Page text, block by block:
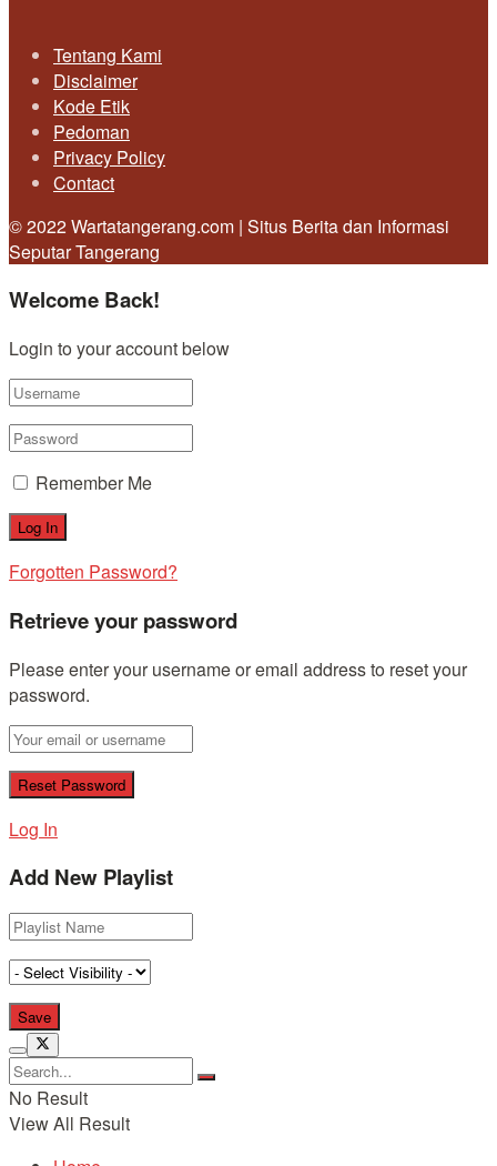
Tentang Kami
Disclaimer
Kode Etik
Pedoman
Privacy Policy
Contact
© 2022 Wartatangerang.com | Situs Berita dan Informasi
Seputar Tangerang
Welcome Back!
Login to your account below
Remember Me
Forgotten Password?
Retrieve your password
Please enter your username or email address to reset your
password.
Log In
Add New Playlist
No Result
View All Result